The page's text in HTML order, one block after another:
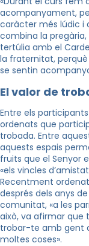
acompanyament,
caràcter més lúdic i
combina la pregària,
tertúlia amb el
la fraternitat,
se sentin
El valor de
Entre els
ordenats que
trobada. Entre
aquests espais
fruits que el Senyor
«els vincles
Recentment
després dels anys
comunitat, «a les
això, va afirmar que
trobar-te amb gent
moltes coses».